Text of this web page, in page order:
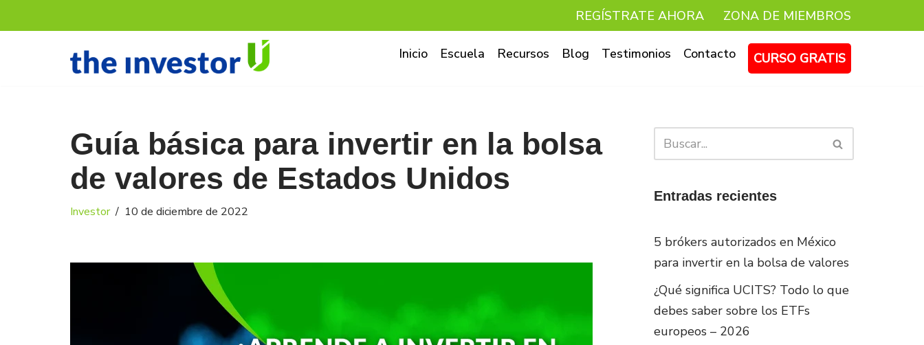
REGÍSTRATE AHORA ZONA DE MIEMBROS
Inicio Escuela Recursos Blog Testimonios Contacto CURSO GRATIS
Guía básica para invertir en la bolsa
de valores de Estados Unidos
Investor 10 de diciembre de 2022
Entradas recientes
5 brókers autorizados en México
para invertir en la bolsa de valores
¿Qué significa UCITS? Todo lo que
debes saber sobre los ETFs
europeos – 2026